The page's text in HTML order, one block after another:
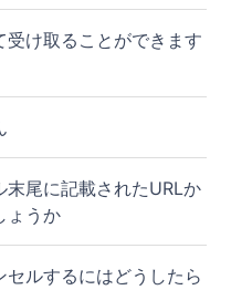
け取ることができます
尾に記載されたURLか
ょうか
ルするにはどうしたら